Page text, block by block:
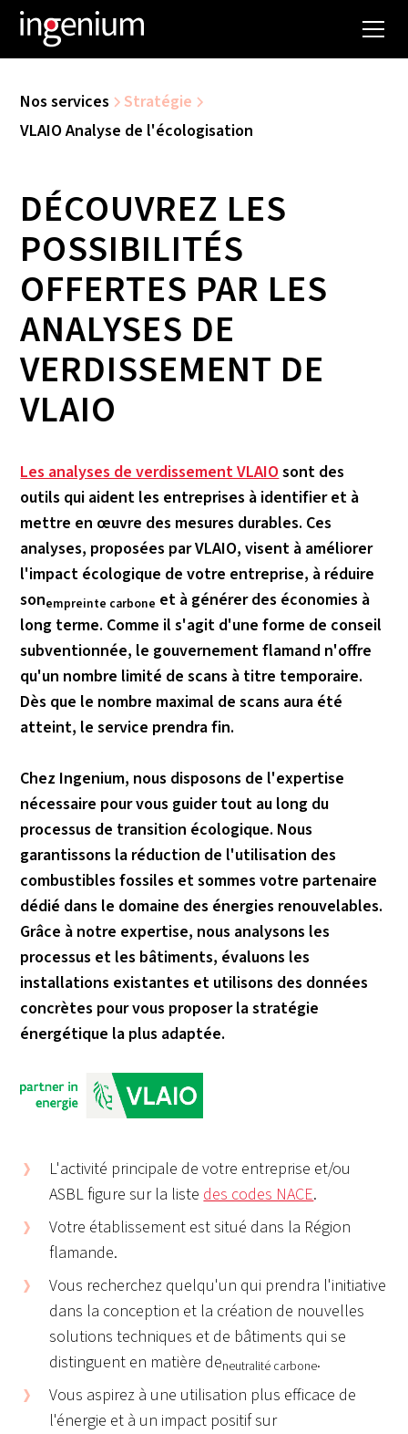
Nos services
Stratégie
VLAIO Analyse de l'écologisation
DÉCOUVREZ LES
POSSIBILITÉS
OFFERTES PAR LES
ANALYSES DE
VERDISSEMENT DE
VLAIO
Les analyses de verdissement VLAIOsont des
outils qui aident les entreprises à identifier et à
mettre en œuvre des mesures durables. Ces
analyses, proposées par VLAIO, visent à améliorer
l'impact écologique de votre entreprise, à réduire
sonempreinte carbone et à générer des économies à
long terme. Comme il s'agit d'une forme de conseil
subventionnée, le gouvernement flamand n'offre
qu'un nombre limité de scans à titre temporaire.
Dès que le nombre maximal de scans aura été
atteint, le service prendra fin.
Chez Ingenium, nous disposons de l'expertise
nécessaire pour vous guider tout au long du
processus de transition écologique. Nous
garantissons la réduction de l'utilisation des
combustibles fossiles et sommes votre partenaire
dédié dans le domaine des énergies renouvelables.
Grâce à notre expertise, nous analysons les
processus et les bâtiments, évaluons les
installations existantes et utilisons des données
concrètes pour vous proposer la stratégie
énergétique la plus adaptée.
L'activité principale de votre entreprise et/ou
ASBL figure sur la listedes codes NACE.
Votre établissement est situé dans la Région
flamande.
Vous recherchez quelqu'un qui prendra l'initiative
dans la conception et la création de nouvelles
solutions techniques et de bâtiments qui se
distinguent en matière deneutralité carbone.
Vous aspirez à une utilisation plus efficace de
l'énergie et à un impact positif sur